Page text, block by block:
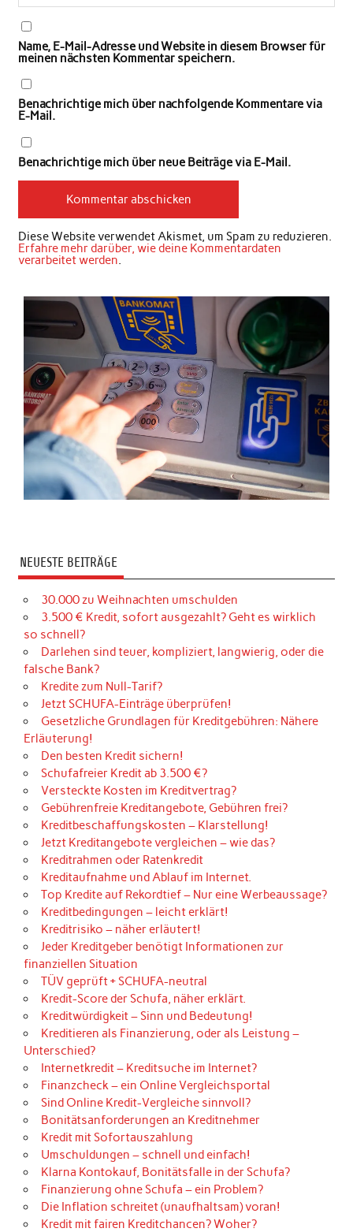
Name, E-Mail-Adresse und Website in diesem Browser für
meinen nächsten Kommentar speichern.
Benachrichtige mich über nachfolgende Kommentare via
E-Mail.
Benachrichtige mich über neue Beiträge via E-Mail.
Diese Website verwendet Akismet, um Spam zu reduzieren.
Erfahre mehr darüber, wie deine Kommentardaten
verarbeitet werden
NEUESTE BEITRÄGE
30.000 zu Weihnachten umschulden
3.500 € Kredit, sofort ausgezahlt? Geht es wirklich
so schnell?
Darlehen sind teuer, kompliziert, langwierig, oder die
falsche Bank?
Kredite zum Null-Tarif?
Jetzt SCHUFA-Einträge überprüfen!
Gesetzliche Grundlagen für Kreditgebühren: Nähere
Erläuterung!
Den besten Kredit sichern!
Schufafreier Kredit ab 3.500 €?
Versteckte Kosten im Kreditvertrag?
Gebührenfreie Kreditangebote, Gebühren frei?
Kreditbeschaffungskosten – Klarstellung!
Jetzt Kreditangebote vergleichen – wie das?
Kreditrahmen oder Ratenkredit
Kreditaufnahme und Ablauf im Internet.
Top Kredite auf Rekordtief – Nur eine Werbeaussage?
Kreditbedingungen – leicht erklärt!
Kreditrisiko – näher erläutert!
Jeder Kreditgeber benötigt Informationen zur
finanziellen Situation
TÜV geprüft + SCHUFA-neutral
Kredit-Score der Schufa, näher erklärt.
Kreditwürdigkeit – Sinn und Bedeutung!
Kreditieren als Finanzierung, oder als Leistung –
Unterschied?
Internetkredit – Kreditsuche im Internet?
Finanzcheck – ein Online Vergleichsportal
Sind Online Kredit-Vergleiche sinnvoll?
Bonitätsanforderungen an Kreditnehmer
Kredit mit Sofortauszahlung
Umschuldungen – schnell und einfach!
Klarna Kontokauf, Bonitätsfalle in der Schufa?
Finanzierung ohne Schufa – ein Problem?
Die Inflation schreitet (unaufhaltsam) voran!
Kredit mit fairen Kreditchancen? Woher?